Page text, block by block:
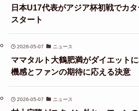
日本U17代表がアジア杯初戦でカ
スタート
2026-05-07 ニュース
ママタルト大鶴肥満がダイエット
機感とファンの期待に応える決意
2026-05-07 ニュース